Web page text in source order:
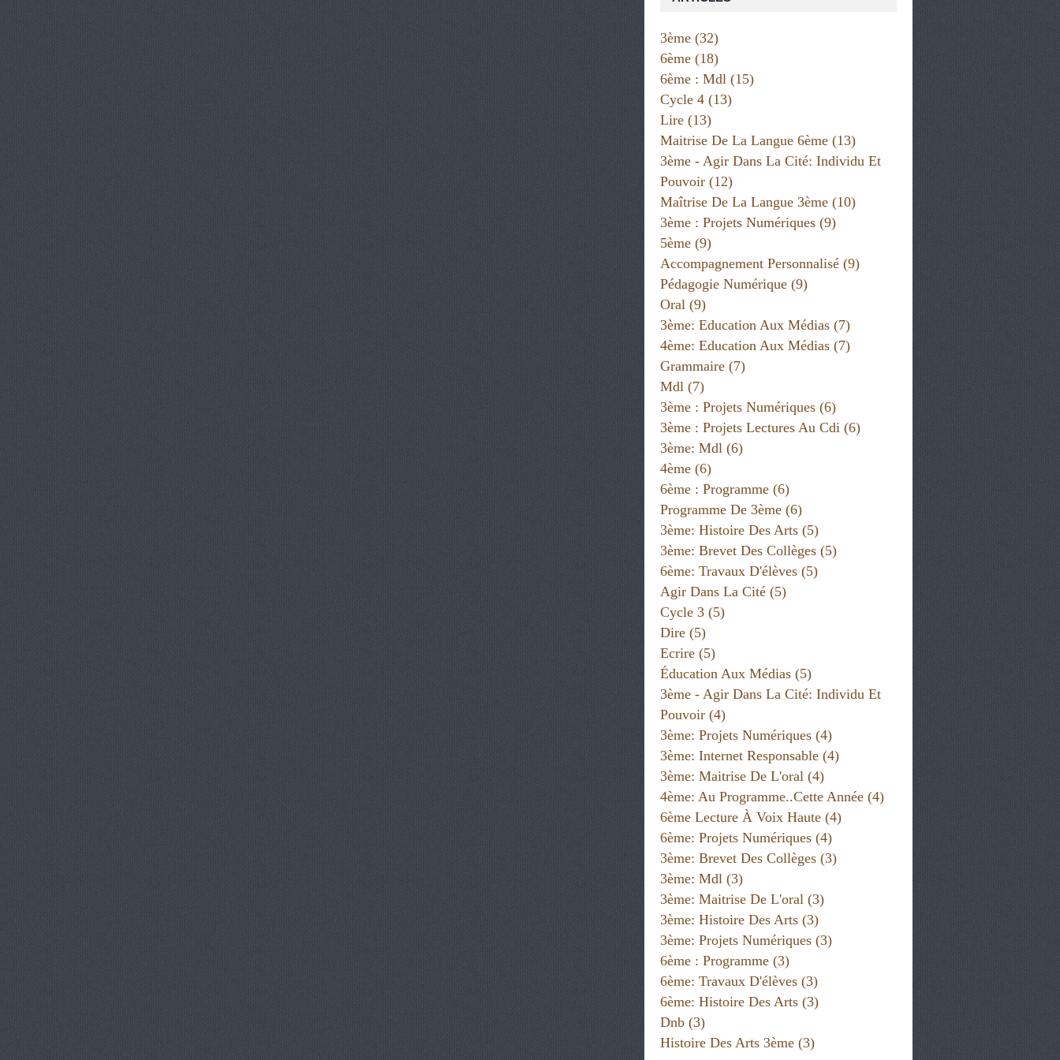
3ème (32)
6ème (18)
6ème : Mdl (15)
Cycle 4 (13)
Lire (13)
Maitrise De La Langue 6ème (13)
3ème - Agir Dans La Cité: Individu Et
Pouvoir (12)
Maîtrise De La Langue 3ème (10)
3ème : Projets Numériques (9)
5ème (9)
Accompagnement Personnalisé (9)
Pédagogie Numérique (9)
Oral (9)
3ème: Education Aux Médias (7)
4ème: Education Aux Médias (7)
Grammaire (7)
Mdl (7)
3ème : Projets Numériques (6)
3ème : Projets Lectures Au Cdi (6)
3ème: Mdl (6)
4ème (6)
6ème : Programme (6)
Programme De 3ème (6)
3ème: Histoire Des Arts (5)
3ème: Brevet Des Collèges (5)
6ème: Travaux D'élèves (5)
Agir Dans La Cité (5)
Cycle 3 (5)
Dire (5)
Ecrire (5)
Éducation Aux Médias (5)
3ème - Agir Dans La Cité: Individu Et
Pouvoir (4)
3ème: Projets Numériques (4)
3ème: Internet Responsable (4)
3ème: Maitrise De L'oral (4)
4ème: Au Programme..cette Année (4)
6ème Lecture À Voix Haute (4)
6ème: Projets Numériques (4)
3ème: Brevet Des Collèges (3)
3ème: Mdl (3)
3ème: Maitrise De L'oral (3)
3ème: Histoire Des Arts (3)
3ème: Projets Numériques (3)
6ème : Programme (3)
6ème: Travaux D'élèves (3)
6ème: Histoire Des Arts (3)
Dnb (3)
Histoire Des Arts 3ème (3)